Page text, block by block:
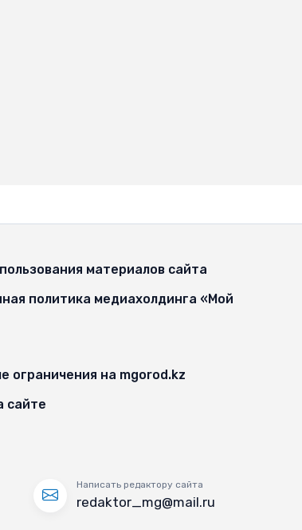
материалов сайта
политика медиахолдинга «Мой
ограничения на mgorod.kz
сайте
Написать редактору сайта
redaktor_mg@mail.ru